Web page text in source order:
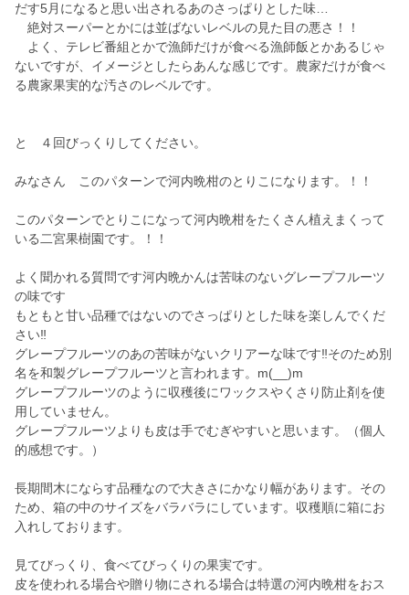
だす5月になると思い出されるあのさっぱりとした味…
絶対スーパーとかには並ばないレベルの見た目の悪さ！！
よく、テレビ番組とかで漁師だけが食べる漁師飯とかあるじゃ
ないですが、イメージとしたらあんな感じです。農家だけが食べ
る農家果実的な汚さのレベルです。
と ４回びっくりしてください。
みなさん このパターンで河内晩柑のとりこになります。！！
このパターンでとりこになって河内晩柑をたくさん植えまくって
いる二宮果樹園です。！！
よく聞かれる質問です河内晩かんは苦味のないグレープフルーツ
の味です
もともと甘い品種ではないのでさっぱりとした味を楽しんでくだ
さい‼️
グレープフルーツのあの苦味がないクリアーな味です‼️そのため別
名を和製グレープフルーツと言われます。m(__)m
グレープフルーツのように収穫後にワックスやくさり防止剤を使
用していません。
グレープフルーツよりも皮は手でむぎやすいと思います。（個人
的感想です。）
長期間木にならす品種なので大きさにかなり幅があります。その
ため、箱の中のサイズをバラバラにしています。収穫順に箱にお
入れしております。
見てびっくり、食べてびっくりの果実です。
皮を使われる場合や贈り物にされる場合は特選の河内晩柑をおス